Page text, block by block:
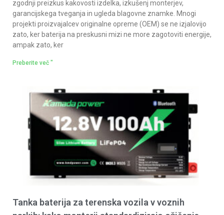
zgodnji preizkus kakovosti izdelka, izkušenj monterjev,
garancijskega tveganja in ugleda blagovne znamke. Mnogi
projekti proizvajalcev originalne opreme (OEM) se ne izjalovijo
zato, ker baterija na preskusni mizi ne more zagotoviti energije,
ampak zato, ker
Preberite več "
Tanka baterija za terenska vozila v voznih